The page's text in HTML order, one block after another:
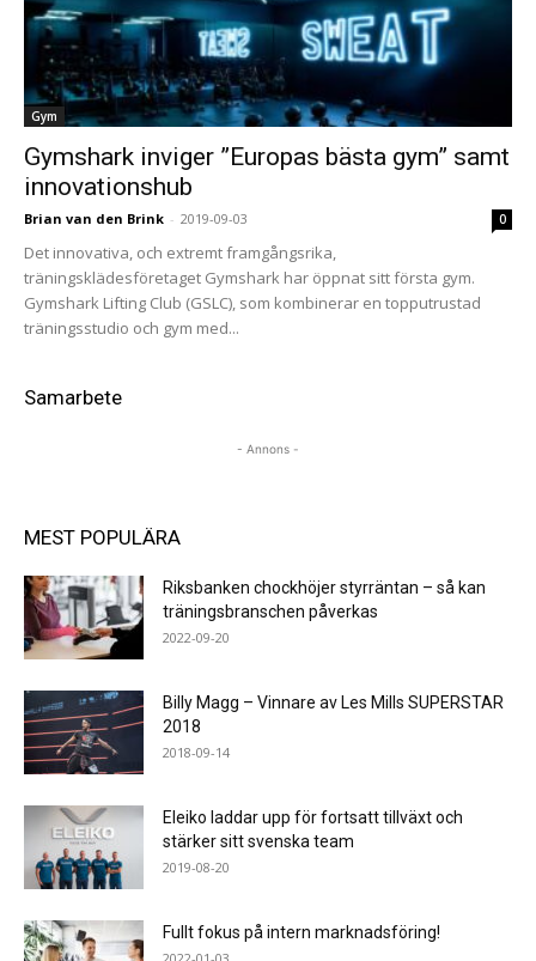
Gym
Gymshark inviger ”Europas bästa gym” samt
innovationshub
Brian van den Brink - 2019-09-03 0
Det innovativa, och extremt framgångsrika,
träningsklädesföretaget Gymshark har öppnat sitt första gym.
Gymshark Lifting Club (GSLC), som kombinerar en topputrustad
träningsstudio och gym med...
Samarbete
- Annons -
MEST POPULÄRA
Riksbanken chockhöjer styrräntan – så kan
träningsbranschen påverkas
2022-09-20
Billy Magg – Vinnare av Les Mills SUPERSTAR
2018
2018-09-14
Eleiko laddar upp för fortsatt tillväxt och
stärker sitt svenska team
2019-08-20
Fullt fokus på intern marknadsföring!